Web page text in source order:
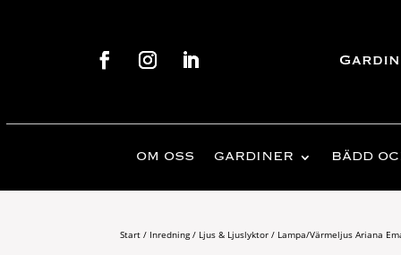
OM OSS GARDINER BÄDD
Start / Inredning/ Ljus & Ljuslyktor / Lampa/Värmeljus Ariana